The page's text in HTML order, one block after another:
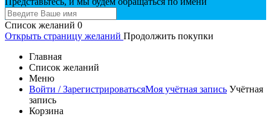
Список желаний 0
Открыть страницу желаний Продолжить покупки
Главная
Список желаний
Меню
Войти / ЗарегистрироватьсяМоя учётная запись Учётная
запись
Корзина